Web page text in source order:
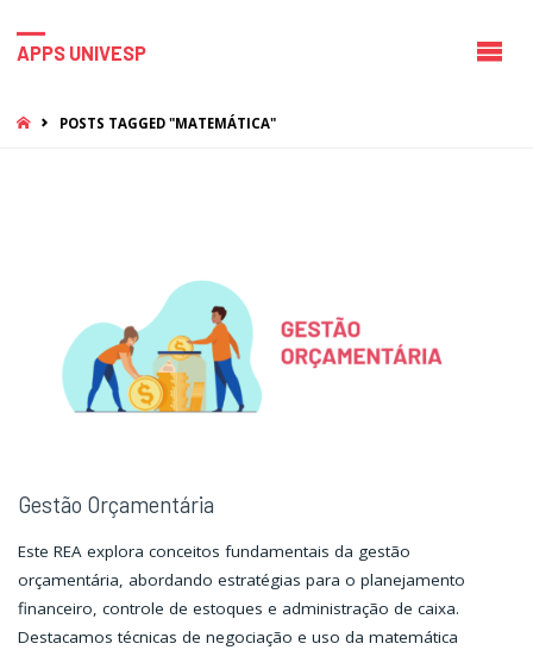
APPS UNIVESP
HOMEPOSTS TAGGED "MATEMÁTICA"
Gestão Orçamentária
Este REA explora conceitos fundamentais da gestão
orçamentária, abordando estratégias para o planejamento
financeiro, controle de estoques e administração de caixa.
Destacamos técnicas de negociação e uso da matemática